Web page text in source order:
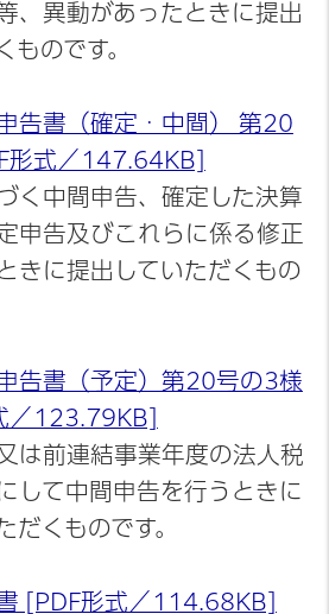
、異動があったときに提出
ものです。
告書（確定・中間） 第20
形式／147.64KB]
く中間申告、確定した決算
申告及びこれらに係る修正
きに提出していただくもの
告書（予定）第20号の3様
／123.79KB]
は前連結事業年度の法人税
して中間申告を行うときに
だくものです。
[PDF形式／114.68KB]